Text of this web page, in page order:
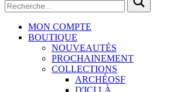
MON COMPTE
BOUTIQUE
NOUVEAUTÉS
PROCHAINEMENT
COLLECTIONS
ARCHÉOSF
D'ICI LÀ